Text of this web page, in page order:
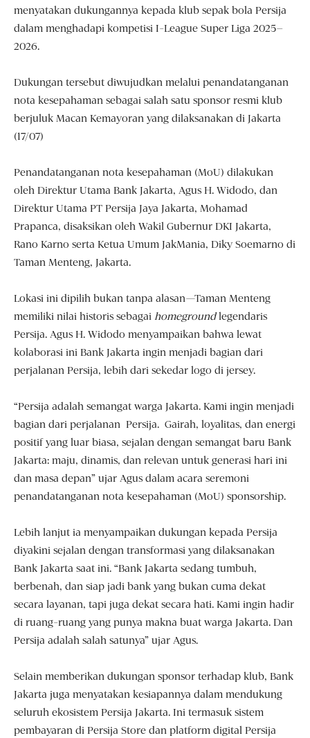
menyatakan dukungannya kepada klub sepak bola Persija
dalam menghadapi kompetisi I-League Super Liga 2025–
2026.
Dukungan tersebut diwujudkan melalui penandatanganan
nota kesepahaman sebagai salah satu sponsor resmi klub
berjuluk Macan Kemayoran yang dilaksanakan di Jakarta
(17/07)
Penandatanganan nota kesepahaman (MoU) dilakukan
oleh Direktur Utama Bank Jakarta, Agus H. Widodo, dan
Direktur Utama PT Persija Jaya Jakarta, Mohamad
Prapanca, disaksikan oleh Wakil Gubernur DKI Jakarta,
Rano Karno serta Ketua Umum JakMania, Diky Soemarno di
Taman Menteng, Jakarta.
Lokasi ini dipilih bukan tanpa alasan—Taman Menteng
memiliki nilai historis sebagai homegroundlegendaris
Persija. Agus H. Widodo menyampaikan bahwa lewat
kolaborasi ini Bank Jakarta ingin menjadi bagian dari
perjalanan Persija, lebih dari sekedar logo di jersey.
“Persija adalah semangat warga Jakarta. Kami ingin menjadi
bagian dari perjalanan Persija. Gairah, loyalitas, dan energi
positif yang luar biasa, sejalan dengan semangat baru Bank
Jakarta: maju, dinamis, dan relevan untuk generasi hari ini
dan masa depan” ujar Agus dalam acara seremoni
penandatanganan nota kesepahaman (MoU) sponsorship.
Lebih lanjut ia menyampaikan dukungan kepada Persija
diyakini sejalan dengan transformasi yang dilaksanakan
Bank Jakarta saat ini. “Bank Jakarta sedang tumbuh,
berbenah, dan siap jadi bank yang bukan cuma dekat
secara layanan, tapi juga dekat secara hati. Kami ingin hadir
di ruang-ruang yang punya makna buat warga Jakarta. Dan
Persija adalah salah satunya” ujar Agus.
Selain memberikan dukungan sponsor terhadap klub, Bank
Jakarta juga menyatakan kesiapannya dalam mendukung
seluruh ekosistem Persija Jakarta. Ini termasuk sistem
pembayaran di Persija Store dan platform digital Persija